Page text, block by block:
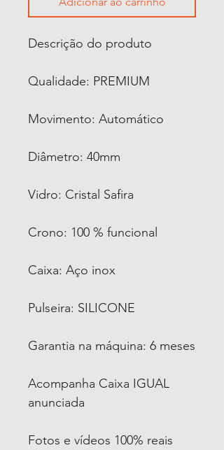
Descrição do produto
Qualidade: PREMIUM
Movimento: Automático
Diâmetro: 40mm
Vidro: Cristal Safira
Crono: 100 % funcional
Caixa: Aço inox
Pulseira: SILICONE
Garantia na máquina: 6 meses
Acompanha Caixa IGUAL
anunciada
Fotos e vídeos 100% reais